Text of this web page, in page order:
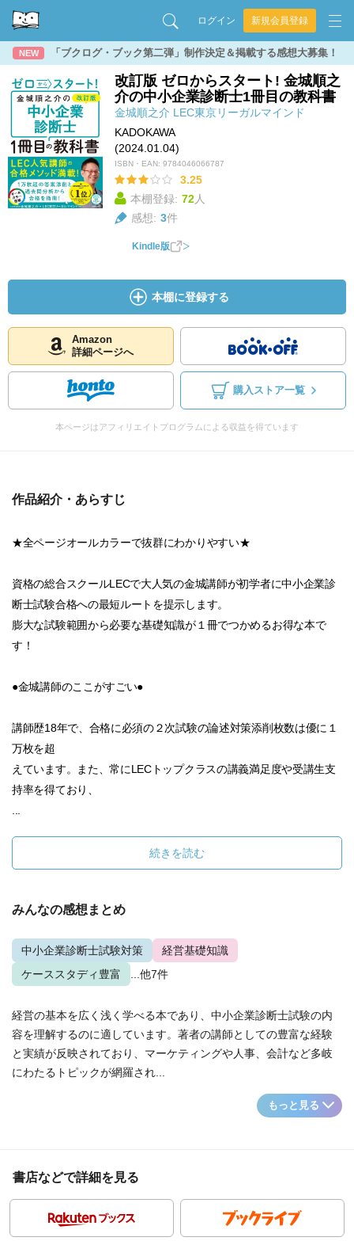
ログイン 新規会員登録
NEW 「ブクログ・ブック第二弾」制作決定＆掲載する感想大募集！
改訂版 ゼロからスタート! 金城順之
介の中小企業診断士1冊目の教科書
金城順之介 LEC東京リーガルマインド
KADOKAWA
(2024.01.04)
ISBN・EAN: 9784046066787
3.25
本棚登録: 72人
感想: 3件
Kindle版
本棚に登録する
Amazon
詳細ページへ
購入ストア一覧
本ページはアフィリエイトプログラムによる収益を得ています
作品紹介・あらすじ
★全ページオールカラーで抜群にわかりやすい★
資格の総合スクールLECで大人気の金城講師が初学者に中小企業診
断士試験合格への最短ルートを提示します。
膨大な試験範囲から必要な基礎知識が１冊でつかめるお得な本で
す！
●金城講師のここがすごい●
講師歴18年で、合格に必須の２次試験の論述対策添削枚数は優に１
万枚を超
えています。また、常にLECトップクラスの講義満足度や受講生支
持率を得ており、
続きを読む
みんなの感想まとめ
中小企業診断士試験対策
経営基礎知識
ケーススタディ豊富
...他7件
経営の基本を広く浅く学べる本であり、中小企業診断士試験の内
容を理解するのに適しています。著者の講師としての豊富な経験
と実績が反映されており、マーケティングや人事、会計など多岐
にわたるトピックが網羅され...
もっと見る
書店などで詳細を見る